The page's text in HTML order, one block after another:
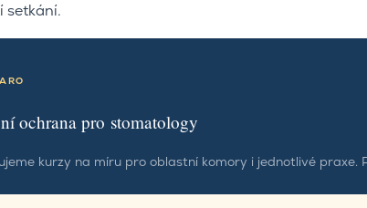
setkání.
ochrana pro stomatology
kurzy na míru pro oblastní komory i jednotlivé praxe.